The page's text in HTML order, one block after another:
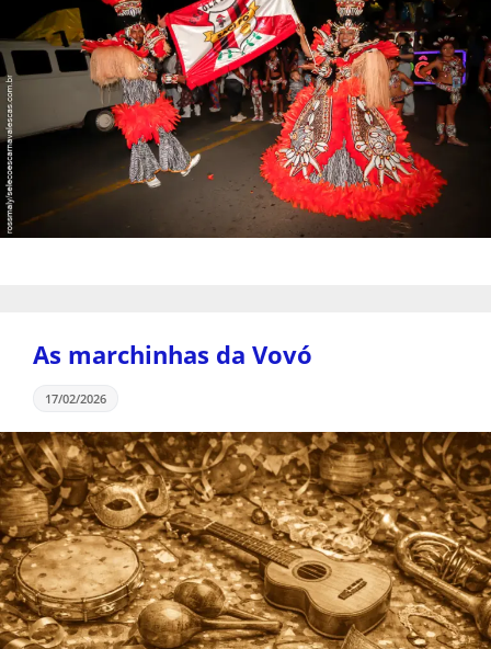
As marchinhas da Vovó
17/02/2026